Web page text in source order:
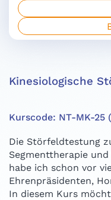
Kinesiologische
Kurscode: NT-MK-25
Die Störfeldtestung
Segmenttherapie
habe ich schon vor
Ehrenpräsidenten,
In diesem Kurs